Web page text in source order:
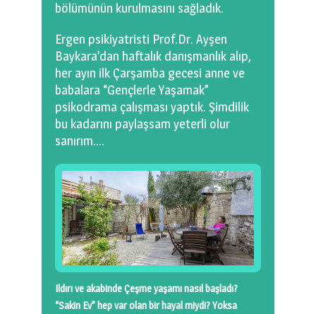
bölümünün kurulmasını sağladık.
Ergen psikiyatristi Prof.Dr. Ayşen
Baykara’dan haftalık danışmanlık alıp,
her ayın ilk Çarşamba gecesi anne ve
babalara “Gençlerle Yaşamak”
psikodrama çalışması yaptık. Şimdilik
bu kadarını paylaşsam yeterli olur
sanırım….
Ildırı ve akabinde Çeşme yaşamı nasıl başladı?
“Sakin Ev” hep var olan bir hayal miydi? Yoksa